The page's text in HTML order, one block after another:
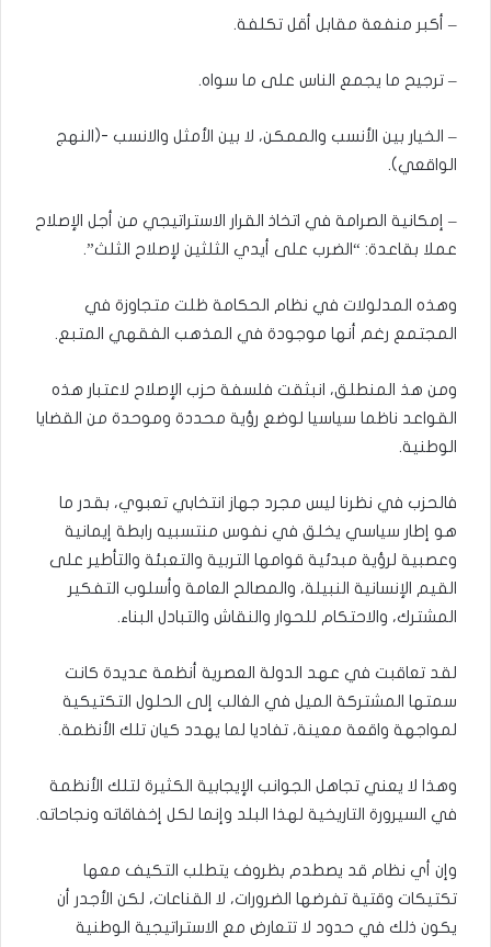
– أكبر منفعة مقابل أقل تكلفة.
– ترجيح ما يجمع الناس على ما سواه.
– الخيار بين الأنسب والممكن، لا بين الأمثل والانسب -(النهج
الواقعي).
– إمكانية الصرامة في اتخاذ القرار الاستراتيجي من أجل الإصلاح
عملا بقاعدة: “الضرب على أيدي الثلثين لإصلاح الثلث”.
وهذه المدلولات في نظام الحكامة ظلت متجاوزة في
المجتمع رغم أنها موجودة في المذهب الفقهي المتبع.
ومن هذ المنطلق، انبثقت فلسفة حزب الإصلاح لاعتبار هذه
القواعد ناظما سياسيا لوضع رؤية محددة وموحدة من القضايا
الوطنية.
فالحزب في نظرنا ليس مجرد جهاز انتخابي تعبوي، بقدر ما
هو إطار سياسي يخلق في نفوس منتسبيه رابطة إيمانية
وعصبية لرؤية مبدئية قوامها التربية والتعبئة والتأطير على
القيم الإنسانية النبيلة، والمصالح العامة وأسلوب التفكير
المشترك، والاحتكام للحوار والنقاش والتبادل البناء.
لقد تعاقبت في عهد الدولة العصرية أنظمة عديدة كانت
سمتها المشتركة الميل في الغالب إلى الحلول التكتيكية
لمواجهة واقعة معينة، تفاديا لما يهدد كيان تلك الأنظمة.
وهذا لا يعني تجاهل الجوانب الإيجابية الكثيرة لتلك الأنظمة
في السيرورة التاريخية لهذا البلد وإنما لكل إخفاقاته ونجاحاته.
وإن أي نظام قد يصطدم بظروف يتطلب التكيف معها
تكتيكات وقتية تفرضها الضرورات، لا القناعات، لكن الأجدر أن
يكون ذلك في حدود لا تتعارض مع الاستراتيجية الوطنية